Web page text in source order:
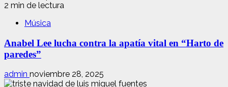
2 min de lectura
Música
Anabel Lee lucha contra la apatía vital en “Harto de
paredes”
admin noviembre 28, 2025